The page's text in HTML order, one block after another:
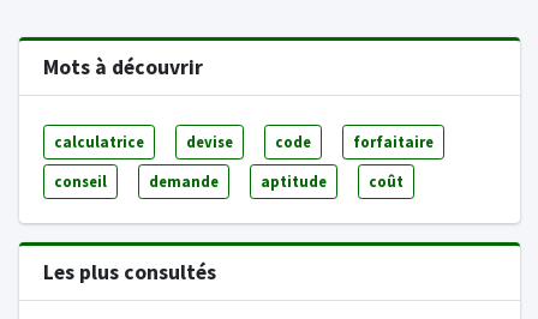
Mots à découvrir
calculatrice devise code forfaitaire
conseil demande aptitude coût
Les plus consultés